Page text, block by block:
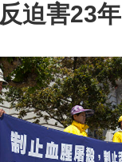
反迫害23年